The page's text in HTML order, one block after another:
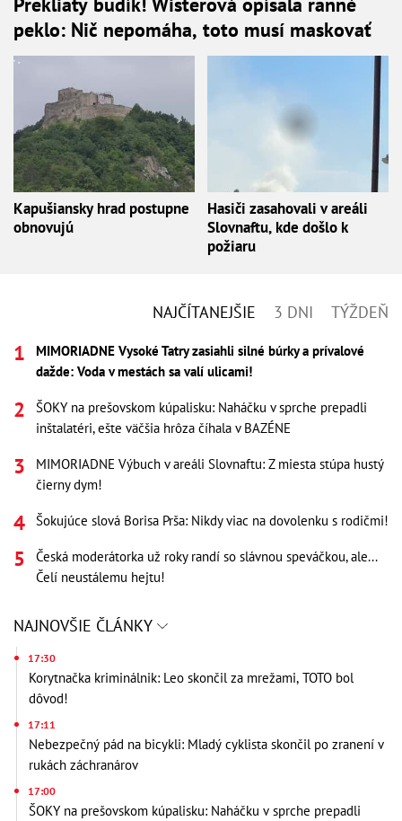
peklo: Nič nepomáha, toto musí maskovať
Kapušiansky hrad postupne
obnovujú
Hasiči zasahovali v areáli
Slovnaftu, kde došlo k
požiaru
NAJČÍTANEJŠIE 3 DNI TÝŽDEŇ
MIMORIADNE Vysoké Tatry zasiahli silné búrky a prívalové
dažde: Voda v mestách sa valí ulicami!
ŠOKY na prešovskom kúpalisku: Naháčku v sprche prepadli
inštalatéri, ešte väčšia hrôza číhala v BAZÉNE
MIMORIADNE Výbuch v areáli Slovnaftu: Z miesta stúpa hustý
čierny dym!
Šokujúce slová Borisa Prša: Nikdy viac na dovolenku s rodičmi!
Česká moderátorka už roky randí so slávnou speváčkou, ale...
Čelí neustálemu hejtu!
NAJNOVŠIE ČLÁNKY
17:30
Korytnačka kriminálnik: Leo skončil za mrežami, TOTO bol
dôvod!
17:11
Nebezpečný pád na bicykli: Mladý cyklista skončil po zranení v
rukách záchranárov
17:00
ŠOKY na prešovskom kúpalisku: Naháčku v sprche prepadli